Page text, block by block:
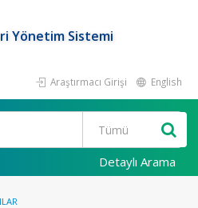
Yönetim Sistemi
Araştırmacı Girişi English
Detaylı Arama